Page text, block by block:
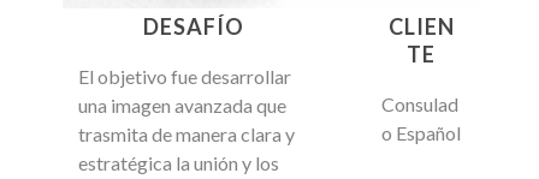
DESAFÍO
El objetivo fue desarrollar
una imagen avanzada que
trasmita de manera clara y
estratégica la unión y los
CLIEN
TE
Consulad
o Español